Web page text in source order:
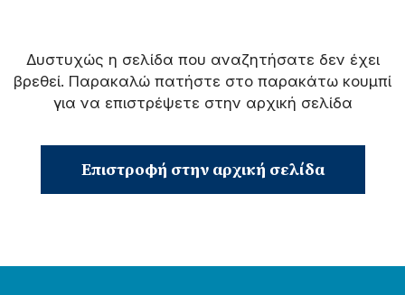
Δυστυχώς η σελίδα που αναζητήσατε δεν έχει
βρεθεί. Παρακαλώ πατήστε στο παρακάτω κουμπί
για να επιστρέψετε στην αρχική σελίδα
Επιστροφή στην αρχική σελίδα